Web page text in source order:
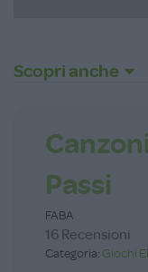
Scopri anche
Passi
FABA
16 Recensioni
Categoria: Giochi